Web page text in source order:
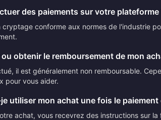
des paiements sur votre plateforme
cryptage conforme aux normes de l'industrie
obtenir le remboursement de mon
il est généralement non remboursable.
pour vous aider.
utiliser mon achat une fois le paiement
achat, vous recevrez des instructions sur